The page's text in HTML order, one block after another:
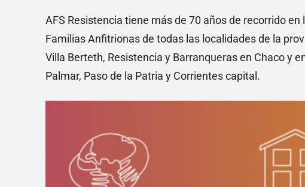
AFS Resistencia tiene más de 70 años de recorrido
Familias Anfitrionas de todas las localidades de la
Villa Berteth, Resistencia y Barranqueras en Chaco y
Palmar, Paso de la Patria y Corrientes capital.